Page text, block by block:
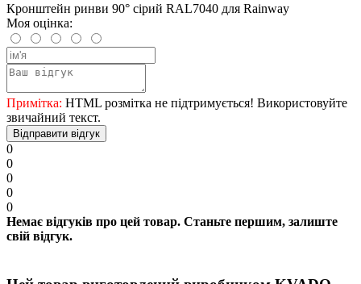
Кронштейн ринви 90° сірий RAL7040 для Rainway
Моя оцінка:
Примітка: HTML розмітка не підтримується! Використовуйте
звичайний текст.
Відправити відгук
0
0
0
0
0
Немає відгуків про цей товар. Станьте першим, залиште
свій відгук.